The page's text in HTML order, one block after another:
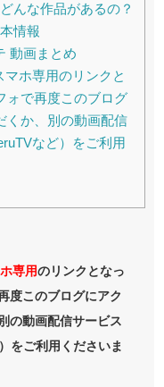
んな作品があるの？
情報
動画まとめ
ホ専用のリンクと
ォで再度このブログ
くか、別の動画配信
など）をご利用
専用のリンクとなっ
度このブログにアク
の動画配信サービス
をご利用くださいま